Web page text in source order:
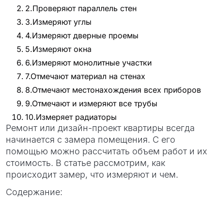
2.Проверяют параллель стен
3.Измеряют углы
4.Измеряют дверные проемы
5.Измеряют окна
6.Измеряют монолитные участки
7.Отмечают материал на стенах
8.Отмечают местонахождения всех приборов
9.Отмечают и измеряют все трубы
10.Измеряет радиаторы
Ремонт или дизайн-проект квартиры всегда
начинается с замера помещения. С его
помощью можно рассчитать объем работ и их
стоимость. В статье рассмотрим, как
происходит замер, что измеряют и чем.
Содержание: